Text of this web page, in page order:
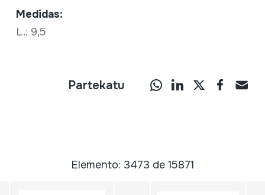
Medidas:
L.: 9,5
Partekatu
Elemento: 3473 de 15871